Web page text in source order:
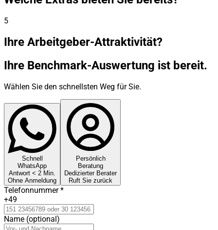
5
Ihre Arbeitgeber-Attraktivität?
Ihre Benchmark-Auswertung ist bereit.
Wählen Sie den schnellsten Weg für Sie.
Schnell
WhatsApp
Antwort < 2 Min.
Ohne Anmeldung
Persönlich
Beratung
Dedizierter Berater
Ruft Sie zurück
Telefonnummer*
+49
Name (optional)